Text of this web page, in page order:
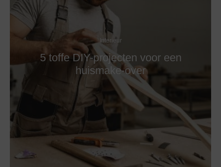
Interieur
5 toffe DIY-projecten voor een
huismake-over